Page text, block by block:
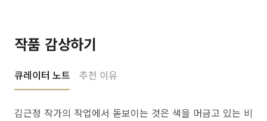
작품 감상하기
큐레이터 노트 추천 이유
김근정 작가의 작업에서 돋보이는 것은 색을 머금고 있는 비